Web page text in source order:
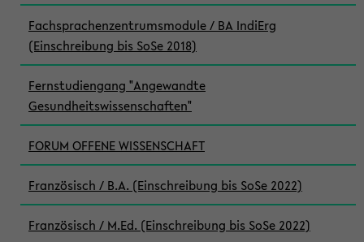
Fachsprachenzentrumsmodule / BA IndiErg
(Einschreibung bis SoSe 2018)
Fernstudiengang "Angewandte
Gesundheitswissenschaften"
FORUM OFFENE WISSENSCHAFT
Französisch / B.A. (Einschreibung bis SoSe 2022)
Französisch / M.Ed. (Einschreibung bis SoSe 2022)